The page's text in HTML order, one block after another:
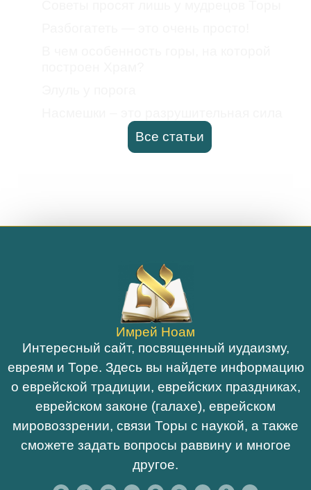
Все статьи
Имрей Ноам
Интересный сайт, посвященный иудаизму,
евреям и Торе. Здесь вы найдете информацию
о еврейской традиции, еврейских праздниках,
еврейском законе (галахе), еврейском
мировоззрении, связи Торы с наукой, а также
сможете задать вопросы раввину и многое
другое.